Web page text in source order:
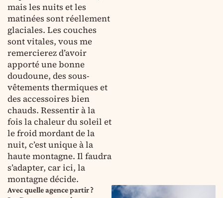
mais les nuits et les
matinées sont réellement
glaciales. Les couches
sont vitales, vous me
remercierez d’avoir
apporté une bonne
doudoune, des sous-
vêtements thermiques et
des accessoires bien
chauds. Ressentir à la
fois la chaleur du soleil et
le froid mordant de la
nuit, c’est unique à la
haute montagne. Il faudra
s’adapter, car ici, la
montagne décide.
Avec quelle agence partir ?